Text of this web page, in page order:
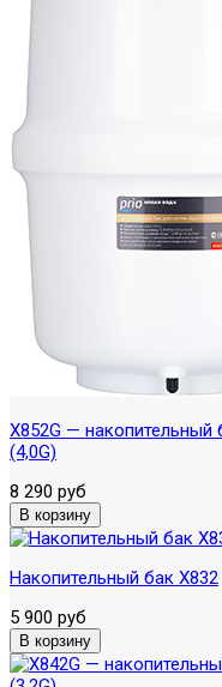
X852G — накопительный
(4,0G)
8 290 руб
Накопительный бак X832
5 900 руб